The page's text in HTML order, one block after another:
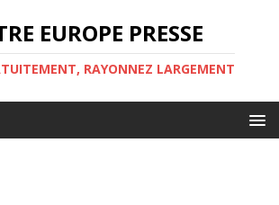
EUROPE PRESSE
RAYONNEZ LARGEMENT